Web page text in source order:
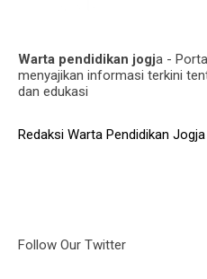
Warta pendidikan jogja -
menyajikan informasi terkini
dan edukasi
Redaksi Warta Pendidikan Jogja
Follow Our Twitter